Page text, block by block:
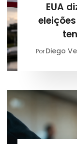
EUA
PorDiego